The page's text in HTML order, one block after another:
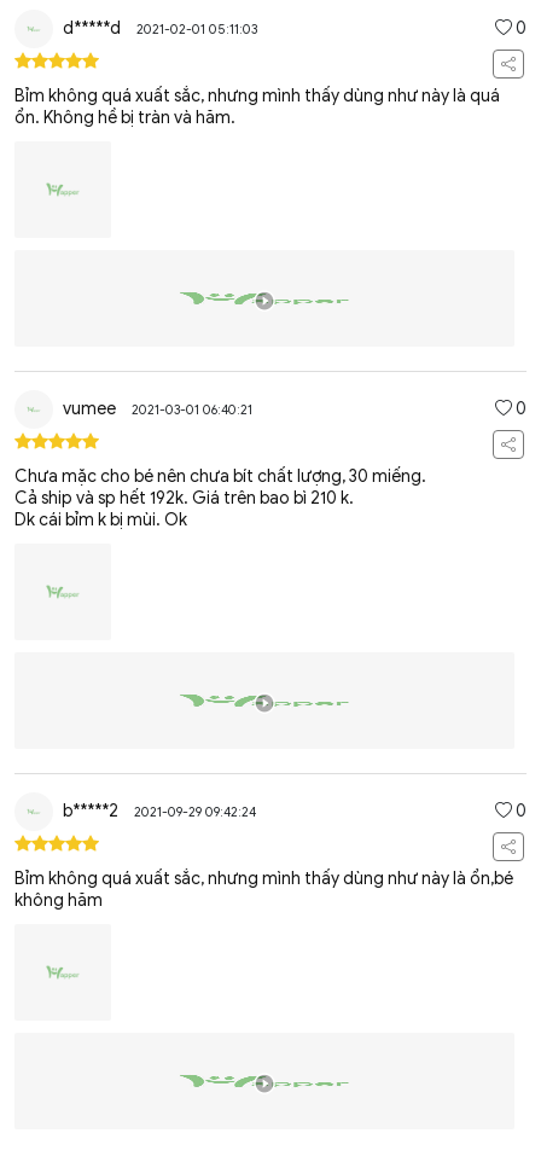
d*****d 2021-02-01 05:11:03 0
Bỉm không quá xuất sắc, nhưng mình thấy dùng như này là quá
ổn. Không hề bị tràn và hăm.
vumee 2021-03-01 06:40:21 0
Chưa mặc cho bé nên chưa bít chất lượng, 30 miếng.
Cả ship và sp hết 192k. Giá trên bao bì 210 k.
Dk cái bỉm k bị mùi. Ok
b*****2 2021-09-29 09:42:24 0
Bỉm không quá xuất sắc, nhưng mình thấy dùng như này là ổn,bé
không hăm